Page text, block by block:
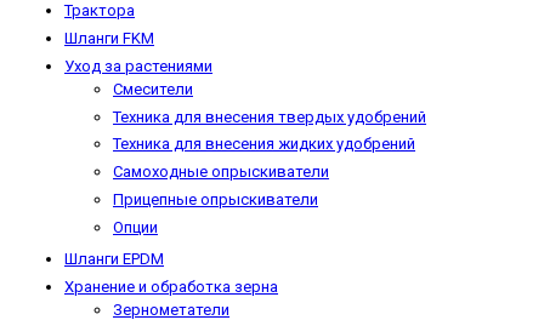
Трактора
Шланги FKM
Уход за растениями
Смесители
Техника для внесения твердых удобрений
Техника для внесения жидких удобрений
Самоходные опрыскиватели
Прицепные опрыскиватели
Опции
Шланги EPDM
Хранение и обработка зерна
Зернометатели